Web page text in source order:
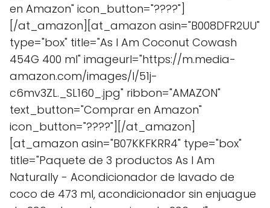
en Amazon" icon_button="????"]
[/at_amazon][at_amazon asin="B008DFR2UU"
type="box" title="As I Am Coconut Cowash
454G 400 ml" imageurl="https://m.media-
amazon.com/images/I/51j-
c6mv3ZL._SL160_.jpg" ribbon="AMAZON"
text_button="Comprar en Amazon"
icon_button="????"][/at_amazon]
[at_amazon asin="B07KKFKRR4" type="box"
title="Paquete de 3 productos As I Am
Naturally - Acondicionador de lavado de
coco de 473 ml, acondicionador sin enjuague